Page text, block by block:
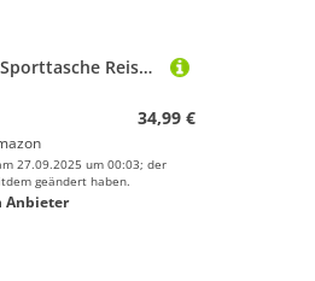
25L Medium Sporttasche Reisetasche für Damen und Herren,wasserdichte Handgepäcktasche,Trainingstasche für Reisen Schwimmenmit Schuhfach und Nassfach,Griff aus PU Leder (Grün,19 Mittelgroße Größe)
34,99 €
27.09.2025 um 00:03; der
geändert haben.
Anbieter